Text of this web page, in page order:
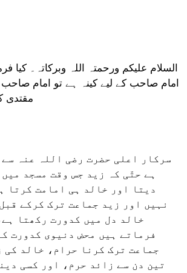
السلام علیکم ورحمتہ اللہ وبرکاتہ۔
امام صاحب کے لیے کینہ ہے تو امام
مقتدی
سرکار اعلی حضرت رضی اللہ عنہ
ہے حتّی کہ زید جس وقت مسجد
دیتا اور خالد ہی امامت کرتا
نہیں اور زید جماعت ترک کرکے
خالد دل میں کدورت رکھتا
فرماتے ہیں محض دنیوی کدورت
جماعت ترک کرنا حرام، خالد کی
تین دن سے زائد حرم، اور کسی